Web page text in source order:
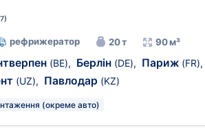
рефрижератор 20 т 90 м³
(BE), Берлін (DE), Париж (FR),
(UZ), Павлодар (KZ)
(окреме авто)